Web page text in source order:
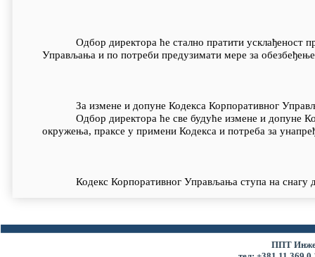
ППТ
Одбор директора ће стално пратити усклађеност
Управљања и по потреби предузимати мере за
За измене и допуне Кодекса Корпоративног
Одбор директора ће све будуће измене и допуне
окружења, праксе у примени Кодекса и потреба за
Кодекс Корпоративног Управљања ступа на снагу